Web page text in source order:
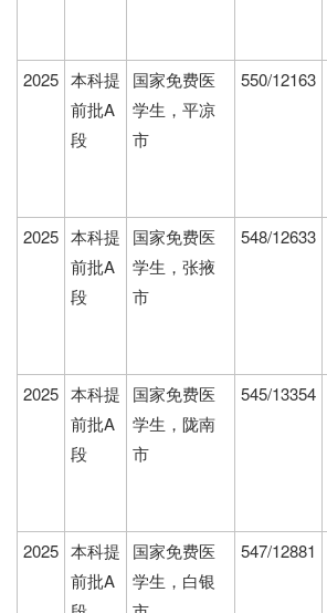
2025 本科提
前批A
段
国家免费医
学生，平凉
市
550/12163
2025 本科提
前批A
段
国家免费医
学生，张掖
市
548/12633
2025 本科提
前批A
段
国家免费医
学生，陇南
市
545/13354
2025 本科提
前批A
国家免费医
学生，白银
547/12881